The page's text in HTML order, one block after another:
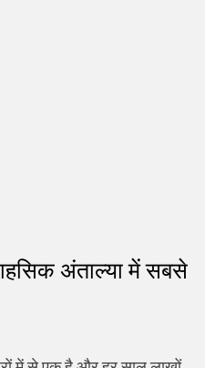
अंताल्या में सबसे